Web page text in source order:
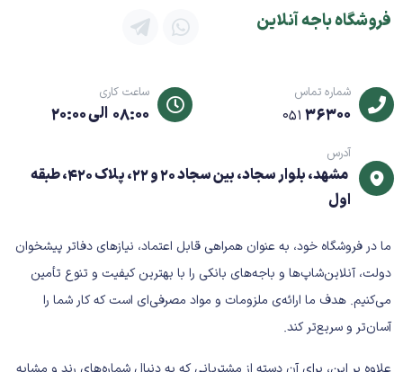
فروشگاه باجه آنلاین
شماره تماس
051 36300
ساعت کاری
08:00 الی 20:00
آدرس
مشهد، بلوار سجاد، بین سجاد 20 و 22، پلاک 420، طبقه
اول
ما در فروشگاه خود، به عنوان همراهی قابل اعتماد، نیازهای دفاتر پیشخوان
دولت، آنلاین‌شاپ‌ها و باجه‌های بانکی را با بهترین کیفیت و تنوع تأمین
می‌کنیم. هدف ما ارائه‌ی ملزومات و مواد مصرفی‌ای است که کار شما را
آسان‌تر و سریع‌تر کند.